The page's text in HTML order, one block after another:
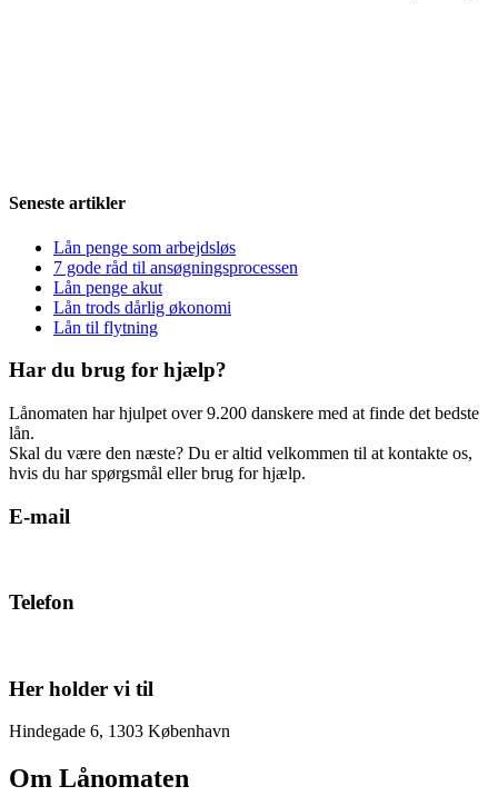
Seneste artikler
Lån penge som arbejdsløs
7 gode råd til ansøgningsprocessen
Lån penge akut
Lån trods dårlig økonomi
Lån til flytning
Har du brug for hjælp?
Lånomaten har hjulpet over 9.200 danskere med at finde det bedste
lån.
Skal du være den næste? Du er altid velkommen til at kontakte os,
hvis du har spørgsmål eller brug for hjælp.
E-mail
Telefon
Her holder vi til
Hindegade 6, 1303 København
Om Lånomaten